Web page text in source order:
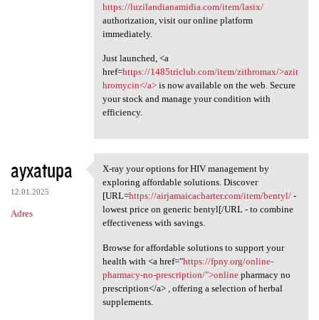
https://luzilandianamidia.com/item/lasix/
authorization, visit our online platform
immediately.
Just launched, <a
href=https://1485triclub.com/item/zithromax/>azit
hromycin</a>is now available on the web. Secure
your stock and manage your condition with
efficiency.
ayxatupa
12.01.2025
Adres
X-ray your options for HIV
X-ray your options for HIV management by
exploring affordable solutions. Discover
[URL=https://airjamaicacharter.com/item/bentyl/-
lowest price on generic bentyl[/URL - to combine
effectiveness with savings.
Browse for affordable solutions to support your
health with <a href="https://fpny.org/online-
pharmacy-no-prescription/">onlinepharmacy no
prescription</a> , offering a selection of herbal
supplements.